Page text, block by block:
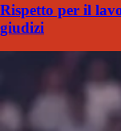
Rispetto per il
giudizi